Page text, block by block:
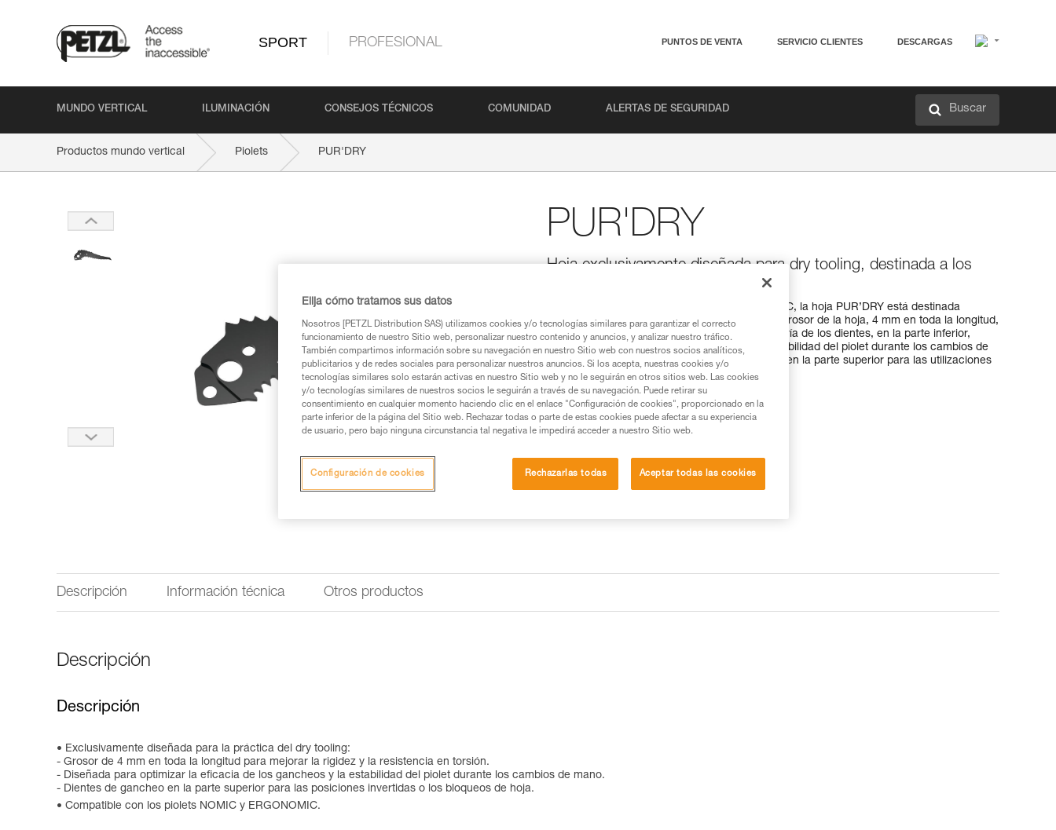
SPORT PROFESIONAL PUNTOS DE VENTA SERVICIO CLIENTES DESCARGAS
MUNDO VERTICAL ILUMINACIÓN CONSEJOS TÉCNICOS COMUNIDAD ALERTAS DE SEGURIDAD Buscar
Productos mundo vertical Piolets PUR'DRY
PUR'DRY
Hoja exclusivamente diseñada para dry tooling, destinada a los
Diseñada para los piolets NOMIC y ERGONOMIC, la hoja PUR’DRY está destinada
exclusivamente a la práctica del dry tooling. El grosor de la hoja, 4 mm en toda la longitud,
ofrece una gran robustez en torsión. La geometría de los dientes, en la parte inferior,
proporciona gancheos eficaces y mejora la estabilidad del piolet durante los cambios de
mano. También dispone de dientes de gancheo en la parte superior para las utilizaciones
invertidas o para bloquear la hoja en las fisuras.
Buscar un punto de venta
Descripción Información técnica Otros productos
Descripción
Descripción
Exclusivamente diseñada para la práctica del dry tooling:
- Grosor de 4 mm en toda la longitud para mejorar la rigidez y la resistencia en torsión.
- Diseñada para optimizar la eficacia de los gancheos y la estabilidad del piolet durante los cambios de mano.
- Dientes de gancheo en la parte superior para las posiciones invertidas o los bloqueos de hoja.
Compatible con los piolets NOMIC y ERGONOMIC.
Elija cómo tratamos sus datos
Nosotros [PETZL Distribution SAS) utilizamos cookies y/o tecnologías similares para garantizar el correcto
funcionamiento de nuestro Sitio web, personalizar nuestro contenido y anuncios, y analizar nuestro tráfico.
También compartimos información sobre su navegación en nuestro Sitio web con nuestros socios analíticos,
publicitarios y de redes sociales para personalizar nuestros anuncios. Si los acepta, nuestras cookies y/o
tecnologías similares solo estarán activas en nuestro Sitio web y no le seguirán en otros sitios web. Las cookies
y/o tecnologías similares de nuestros socios le seguirán a través de su navegación. Puede retirar su
consentimiento en cualquier momento haciendo clic en el enlace "Configuración de cookies", proporcionado en la
parte inferior de la página del Sitio web. Rechazar todas o parte de estas cookies puede afectar a su experiencia
de usuario, pero bajo ninguna circunstancia tal negativa le impedirá acceder a nuestro Sitio web.
Rechazarlas todas Aceptar todas las cookies
Configuración de cookies